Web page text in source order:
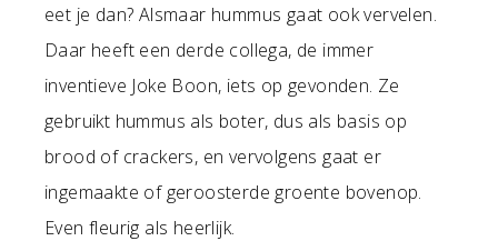
eet je dan? Alsmaar hummus gaat ook vervelen.
Daar heeft een derde collega, de immer
inventieve Joke Boon, iets op gevonden. Ze
gebruikt hummus als boter, dus als basis op
brood of crackers, en vervolgens gaat er
ingemaakte of geroosterde groente bovenop.
Even fleurig als heerlijk.